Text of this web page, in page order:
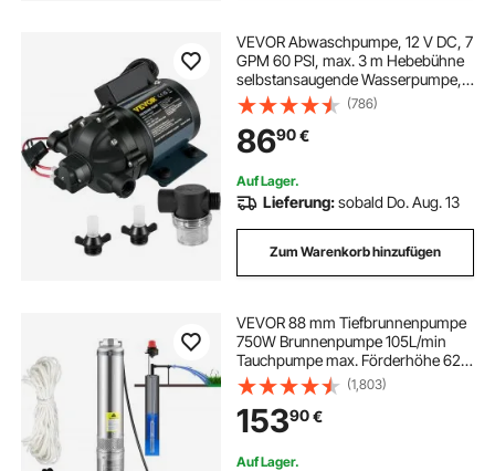
VEVOR Abwaschpumpe, 12 V DC, 7
GPM 60 PSI, max. 3 m Hebebühne
selbstansaugende Wasserpumpe,
mit EPDM-Ventil, Universal-
Salzwassersieb & Innengewinde,
für Wohnmobil, Marine Deck, Yacht
(786)
8690€
Auf Lager.
Lieferung:sobald Do. Aug. 13
Zum Warenkorb hinzufügen
VEVOR 88 mm Tiefbrunnenpumpe
750W Brunnenpumpe 105L/min
Tauchpumpe max. Förderhöhe 62m
Rohrpumpe 230V 50Hz
Sandpumpe IP68 Wasserpumpe 11
Laufradstufen Pumpe Ideal zur
Bewässerung oder Wasser-
Versorgung
(1,803)
15390€
Auf Lager.